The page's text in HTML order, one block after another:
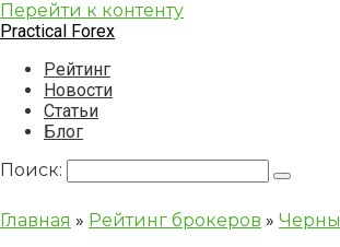
Перейти к контенту
Practical Forex
Рейтинг
Новости
Статьи
Блог
Поиск:
Главная » Рейтинг брокеров »